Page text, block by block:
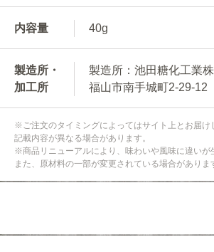
内容量 40g
製造所・
加工所
製造所：池田糖化工業
福山市南手城町2-29-12
※ご注文のタイミングによってはサイト上とお届け
記載内容が異なる場合があります。
※商品リニューアルにより、味わいや風味に違いが
また、原材料の一部が変更されている場合がありま